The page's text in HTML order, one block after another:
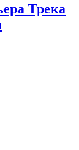
Трека